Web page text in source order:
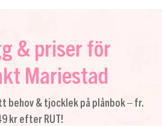
& priser för
Mariestad
behov & tjocklek på plånbok – fr.
kr efter RUT!